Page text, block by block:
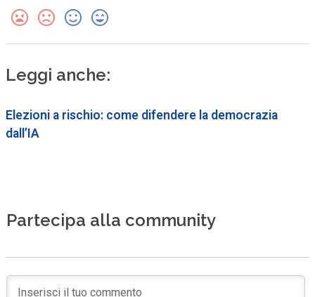
Leggi anche:
Elezioni a rischio: come difendere la democrazia
dall’IA
Partecipa alla community